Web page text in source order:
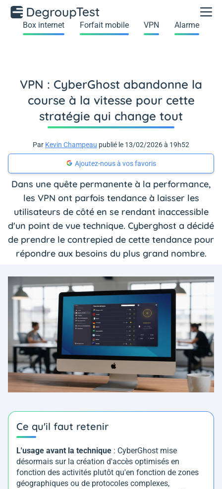
Box internet Forfait mobile VPN Alarme
VPN : CyberGhost abandonne la
course à la vitesse pour cette
stratégie qui change tout
Par Kevin Champeau publié le 13/02/2026 à 19h52
Ajoutez-nous à vos favoris
Dans une quête permanente à la performance,
les VPN ont parfois tendance à laisser les
utilisateurs de côté en se rendant inaccessible
d'un point de vue technique. Cyberghost a décidé
de prendre le contrepied de cette tendance pour
répondre aux besoins du plus grand nombre.
Ce qu'il faut retenir
L'usage avant la technique : CyberGhost mise
désormais sur la création d'accès optimisés en
fonction des activités plutôt qu'en fonction de zones
géographiques ou de protocoles complexes,